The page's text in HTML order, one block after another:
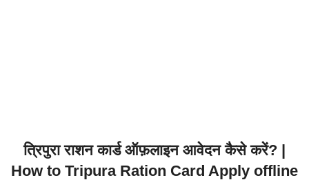
त्रिपुरा राशन कार्ड ऑफ़लाइन आवेदन कैसे करें? |
How to Tripura Ration Card Apply offline